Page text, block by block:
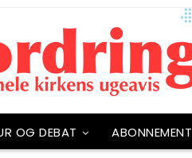
OG DEBAT ABONNEMENT